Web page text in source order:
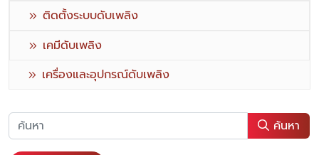
ติดตั้งระบบดับเพลิง
เคมีดับเพลิง
เครื่องและอุปกรณ์ดับเพลิง
ค้นหา